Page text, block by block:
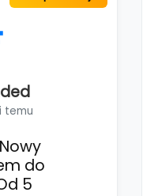
temu
do
5